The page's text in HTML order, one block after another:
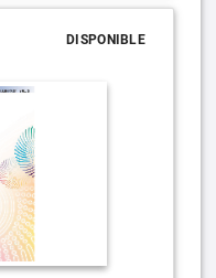
DISPONIBLE